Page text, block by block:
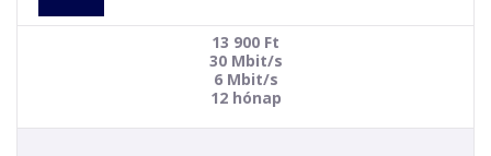
13 900 Ft
30 Mbit/s
6 Mbit/s
12 hónap